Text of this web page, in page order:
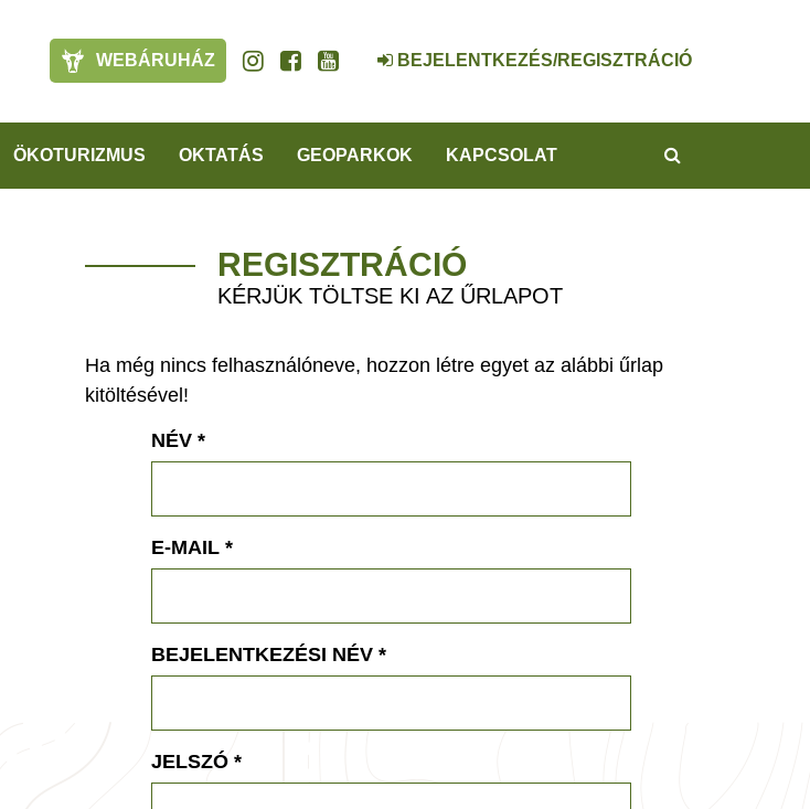
WEBÁRUHÁZ BEJELENTKEZÉS/REGISZTRÁCIÓ
ÖKOTURIZMUS OKTATÁS GEOPARKOK KAPCSOLAT
REGISZTRÁCIÓ
KÉRJÜK TÖLTSE KI AZ ŰRLAPOT
Ha még nincs felhasználóneve, hozzon létre egyet az alábbi űrlap
kitöltésével!
NÉV *
E-MAIL *
BEJELENTKEZÉSI NÉV *
JELSZÓ *